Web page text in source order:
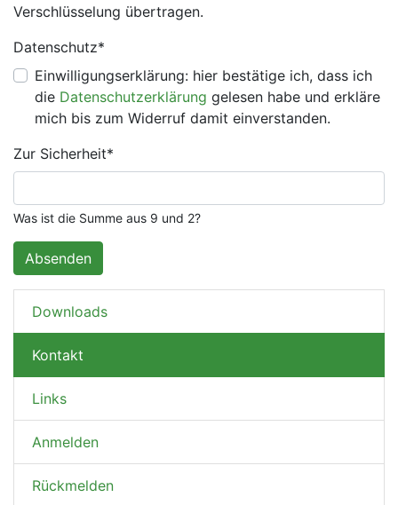
Verschlüsselung übertragen.
Pflichtfeld
Datenschutz*
Einwilligungserklärung: hier bestätige ich, dass ich
die Datenschutzerklärung gelesen habe und erkläre
mich bis zum Widerruf damit einverstanden.
Pflichtfeld
Zur Sicherheit*
Was ist die Summe aus 9 und 2?
Absenden
Downloads
Kontakt
Links
Anmelden
Rückmelden